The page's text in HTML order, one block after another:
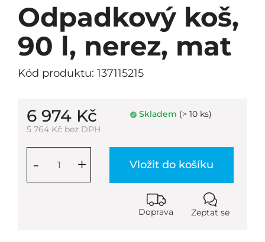
Odpadkový koš,
90 l, nerez, mat
Kód produktu: 137115215
6 974 Kč
5 764 Kč bez DPH
Skladem (> 10 ks)
+
- Vložit do košíku
Doprava Zeptat se